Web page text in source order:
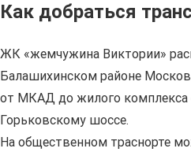
Как добраться
ЖК «жемчужина Виктории»
Балашихинском районе
от МКАД до жилого комплекса
Горьковскому шоссе.
На общественном траснорте